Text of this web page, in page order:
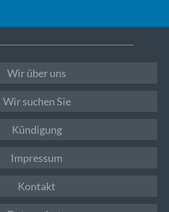
Wir über uns
Wir suchen Sie
Kündigung
Impressum
Kontakt